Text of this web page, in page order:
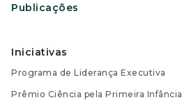
Publicações
Iniciativas
Programa de Liderança Executiva
Prêmio Ciência pela Primeira Infância